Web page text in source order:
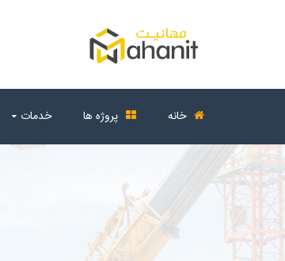
خانه پروژه ها خدمات